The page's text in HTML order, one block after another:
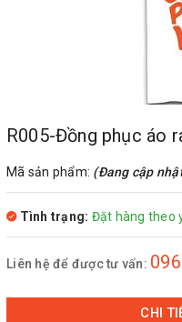
R005-Đồng phục áo
Mã sản phẩm: (Đang cập
Tình trạng: Đặt hàng theo
Liên hệ để được tư vấn:
CHI